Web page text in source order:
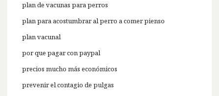
plan de vacunas para perros
plan para acostumbrar al perro a comer pienso
plan vacunal
por que pagar con paypal
precios mucho más económicos
prevenir el contagio de pulgas